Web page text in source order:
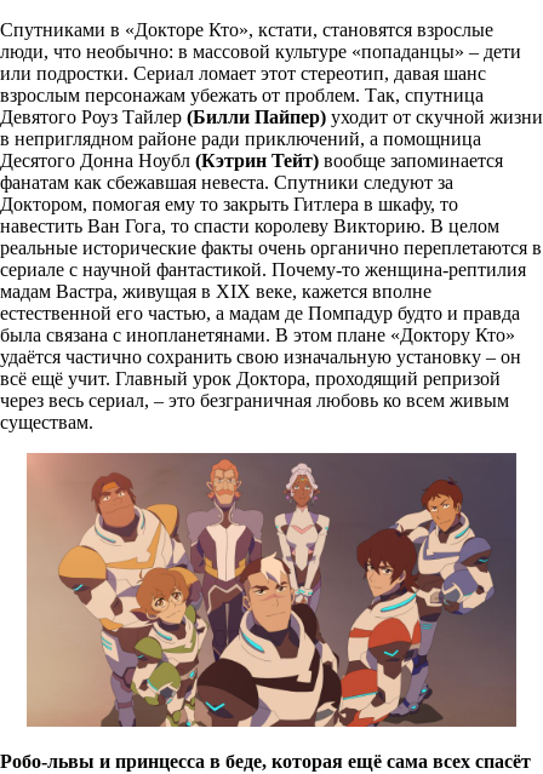
Спутниками в «Докторе Кто», кстати, становятся взрослые
люди, что необычно: в массовой культуре «попаданцы» – дети
или подростки. Сериал ломает этот стереотип, давая шанс
взрослым персонажам убежать от проблем. Так, спутница
Девятого Роуз Тайлер (Билли Пайпер) уходит от скучной жизни
в неприглядном районе ради приключений, а помощница
Десятого Донна Ноубл (Кэтрин Тейт) вообще запоминается
фанатам как сбежавшая невеста. Спутники следуют за
Доктором, помогая ему то закрыть Гитлера в шкафу, то
навестить Ван Гога, то спасти королеву Викторию. В целом
реальные исторические факты очень органично переплетаются в
сериале с научной фантастикой. Почему-то женщина-рептилия
мадам Вастра, живущая в XIX веке, кажется вполне
естественной его частью, а мадам де Помпадур будто и правда
была связана с инопланетянами. В этом плане «Доктору Кто»
удаётся частично сохранить свою изначальную установку – он
всё ещё учит. Главный урок Доктора, проходящий репризой
через весь сериал, – это безграничная любовь ко всем живым
существам.
Робо-львы и принцесса в беде, которая ещё сама всех спасёт